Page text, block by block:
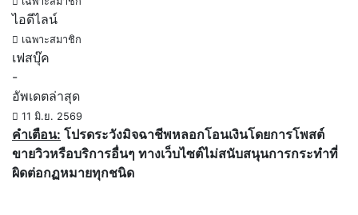
ไอดีไลน์
เฉพาะสมาชิก
เฟสบุ๊ค
-
อัพเดตล่าสุด
11 มิ.ย. 2569
คำเตือน: โปรดระวังมิจฉาชีพหลอกโอนเงินโดยการโพสต์
ขายวิวหรือบริการอื่นๆ ทางเว็บไซต์ไม่สนับสนุนการกระทำที่
ผิดต่อกฏหมายทุกชนิด